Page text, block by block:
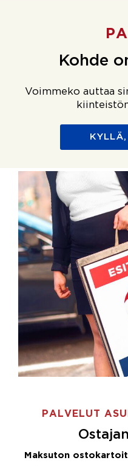
Kohde
Voimmeko auttaa
PALVELUT
Maksuton